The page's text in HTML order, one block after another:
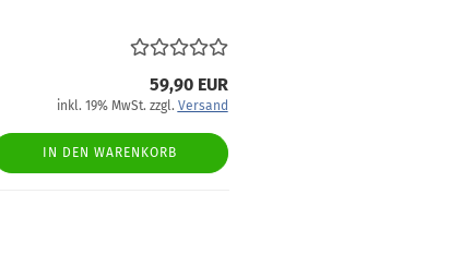
59,90 EUR
inkl. 19% MwSt. zzgl. Versand
IN DEN WARENKORB